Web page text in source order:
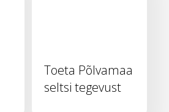
Toeta Põlvamaa
seltsi tegevust